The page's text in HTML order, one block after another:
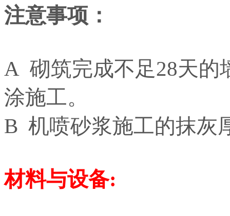
注意事项：
A 砌筑完成不足28天的
涂施工。
B 机喷砂浆施工的抹灰
材料与设备: